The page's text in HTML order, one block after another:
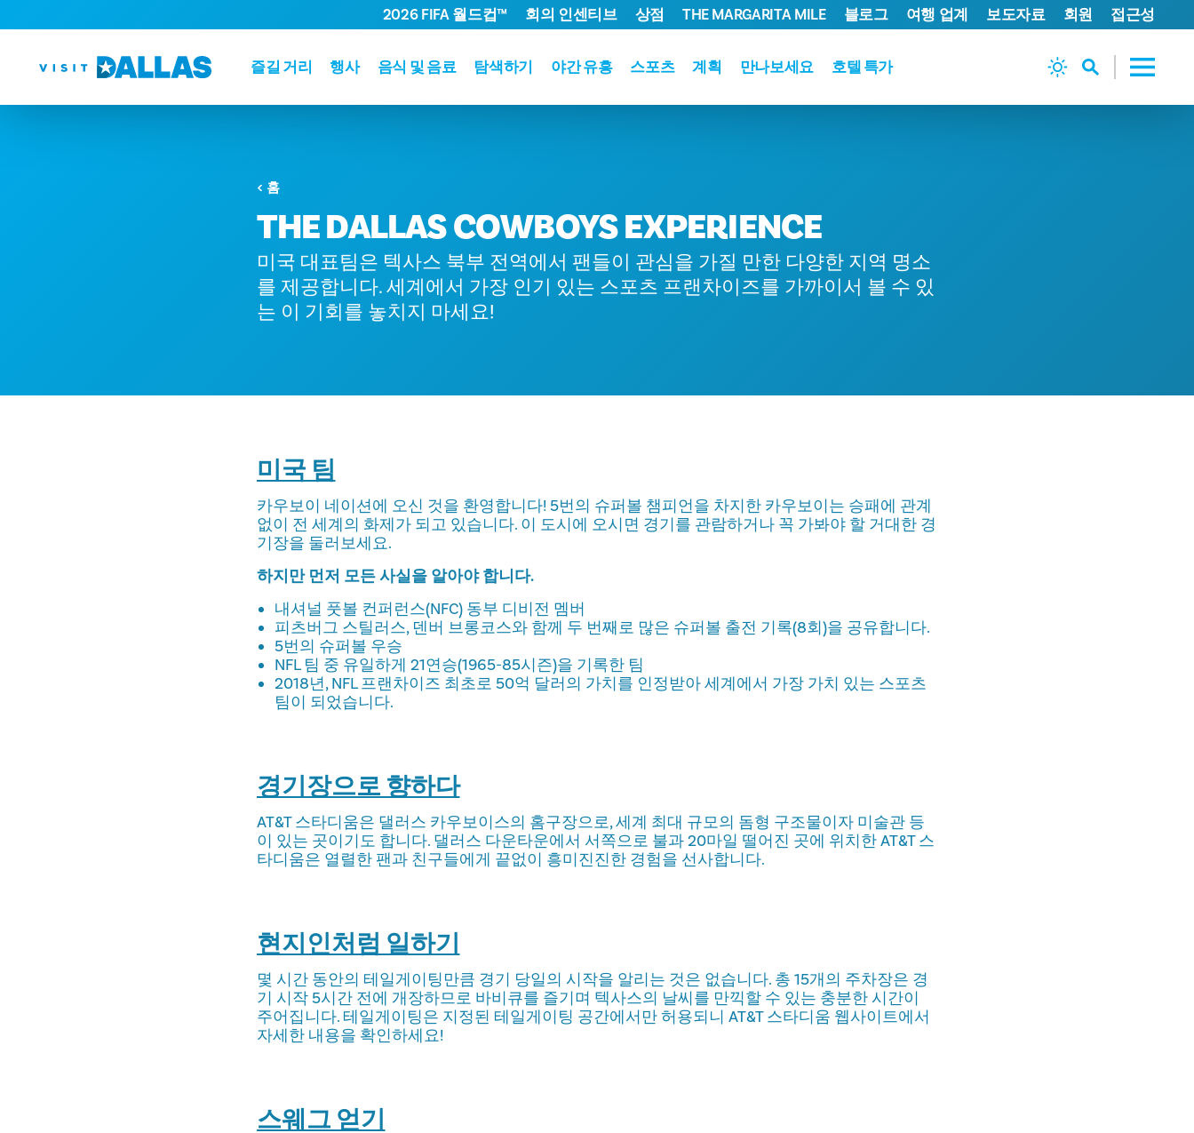
본문으로 건너뛰기
즐길 거리 행사 음식 및 음료 탐색하기 야간 유흥 스포츠 계획 만나보세요 호텔 특가
2026 FIFA 월드컵™ 회의 인센티브 상점 THE MARGARITA MILE 블로그 여행 업계 보도자료 회원 접근성
홈
THE DALLAS COWBOYS EXPERIENCE
미국 대표팀은 텍사스 북부 전역에서 팬들이 관심을 가질 만한 다양한 지역 명소
를 제공합니다. 세계에서 가장 인기 있는 스포츠 프랜차이즈를 가까이서 볼 수 있
는 이 기회를 놓치지 마세요!
미국 팀
카우보이 네이션에 오신 것을 환영합니다! 5번의 슈퍼볼 챔피언을 차지한 카우보이는 승패에 관계
없이 전 세계의 화제가 되고 있습니다. 이 도시에 오시면 경기를 관람하거나 꼭 가봐야 할 거대한 경
기장을 둘러보세요.
하지만 먼저 모든 사실을 알아야 합니다.
내셔널 풋볼 컨퍼런스(NFC) 동부 디비전 멤버
피츠버그 스틸러스, 덴버 브롱코스와 함께 두 번째로 많은 슈퍼볼 출전 기록(8회)을 공유합니다.
5번의 슈퍼볼 우승
NFL 팀 중 유일하게 21연승(1965-85시즌)을 기록한 팀
2018년, NFL 프랜차이즈 최초로 50억 달러의 가치를 인정받아 세계에서 가장 가치 있는 스포츠
팀이 되었습니다.
경기장으로 향하다
AT&T 스타디움은 댈러스 카우보이스의 홈구장으로, 세계 최대 규모의 돔형 구조물이자 미술관 등
이 있는 곳이기도 합니다. 댈러스 다운타운에서 서쪽으로 불과 20마일 떨어진 곳에 위치한 AT&T 스
타디움은 열렬한 팬과 친구들에게 끝없이 흥미진진한 경험을 선사합니다.
현지인처럼 일하기
몇 시간 동안의 테일게이팅만큼 경기 당일의 시작을 알리는 것은 없습니다. 총 15개의 주차장은 경
기 시작 5시간 전에 개장하므로 바비큐를 즐기며 텍사스의 날씨를 만끽할 수 있는 충분한 시간이
주어집니다. 테일게이팅은 지정된 테일게이팅 공간에서만 허용되니 AT&T 스타디움 웹사이트에서
자세한 내용을 확인하세요!
스웨그 얻기